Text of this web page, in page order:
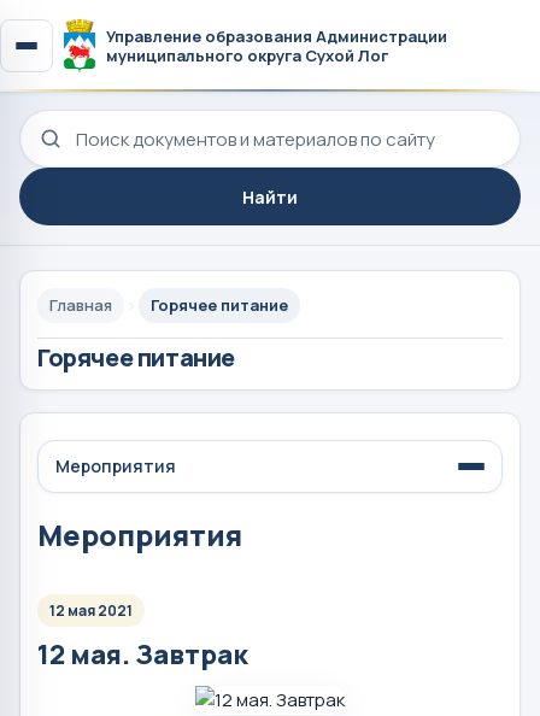
Управление образования Администрации
муниципального округа Сухой Лог
Поиск по сайту
Найти
Главная Горячее питание
Горячее питание
Мероприятия
Мероприятия
12 мая 2021
12 мая. Завтрак